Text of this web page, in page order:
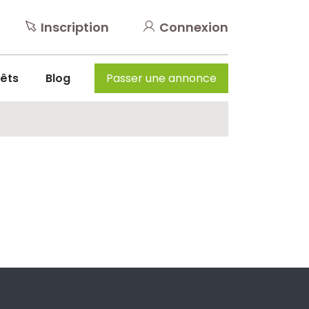
Inscription Connexion
Blog Passer une annonce